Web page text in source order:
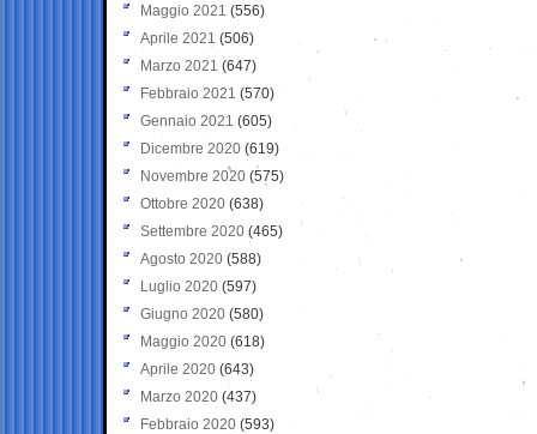
Maggio 2021 (556)
Aprile 2021 (506)
Marzo 2021 (647)
Febbraio 2021 (570)
Gennaio 2021 (605)
Dicembre 2020 (619)
Novembre 2020 (575)
Ottobre 2020 (638)
Settembre 2020(465)
Agosto 2020 (588)
Luglio 2020 (597)
Giugno 2020 (580)
Maggio 2020 (618)
Aprile 2020 (643)
Marzo 2020 (437)
Febbraio 2020 (593)